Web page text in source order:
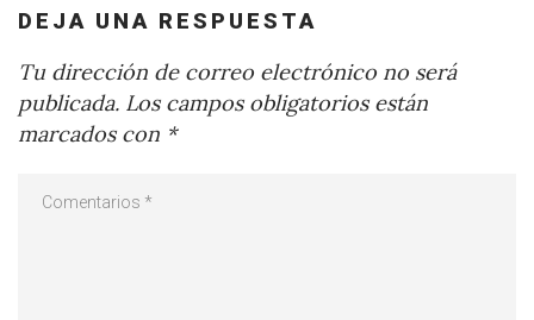
DEJA UNA RESPUESTA
Tu dirección de correo electrónico no será
publicada. Los campos obligatorios están
marcados con *